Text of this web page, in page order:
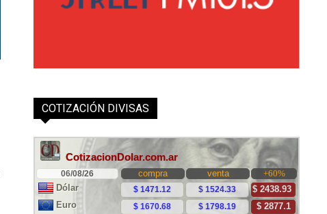
COTIZACIÓN DIVISAS